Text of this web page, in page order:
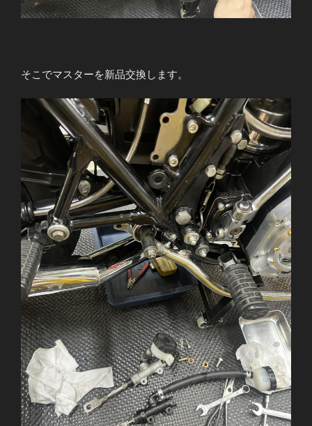
そこでマスターを新品交換します。